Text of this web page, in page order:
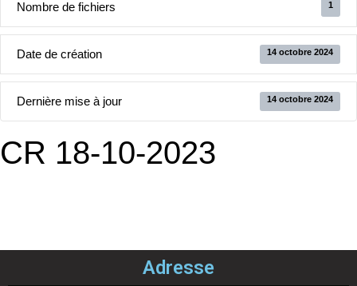
Nombre de fichiers 1
Date de création 14 octobre 2024
Dernière mise à jour 14 octobre 2024
CR 18-10-2023
Adresse